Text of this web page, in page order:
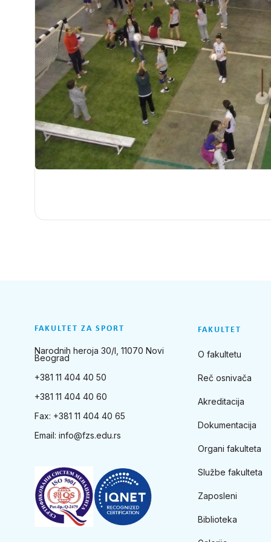
FAKULTET ZA SPORT
Narodnih heroja 30/I, 11070 Novi
Beograd
+381 11 404 40 50
+381 11 404 40 60
Fax: +381 11 404 40 65
Email: info@fzs.edu.rs
FAKULTET
O fakultetu
Reč osnivača
Akreditacija
Dokumentacija
Organi fakulteta
Službe fakulteta
Zaposleni
Biblioteka